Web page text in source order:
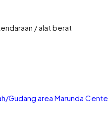
/ alat berat
Gudang area Marunda